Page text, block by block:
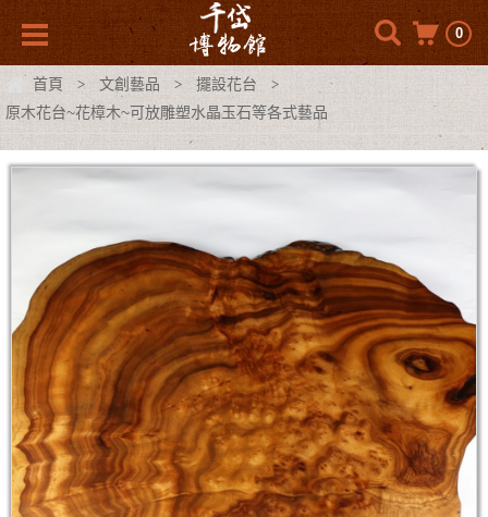
0
首頁 > 文創藝品 > 擺設花台 >
原木花台~花樟木~可放雕塑水晶玉石等各式藝品